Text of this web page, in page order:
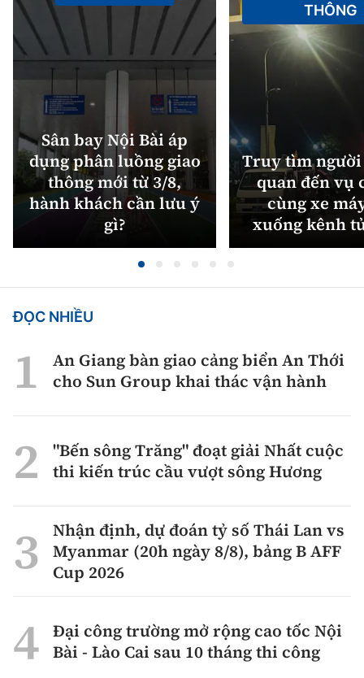
Sân bay Nội Bài áp
dụng phân luồng giao
thông mới từ 3/8,
hành khách cần lưu ý
gì?
Truy tìm
quan đến vụ
cùng xe
xuống kênh
THÔNG
ĐỌC NHIỀU
An Giang bàn giao cảng biển An Thới
cho Sun Group khai thác vận hành
"Bến sông Trăng" đoạt giải Nhất cuộc
thi kiến trúc cầu vượt sông Hương
Nhận định, dự đoán tỷ số Thái Lan vs
Myanmar (20h ngày 8/8), bảng B AFF
Cup 2026
Đại công trường mở rộng cao tốc Nội
Bài - Lào Cai sau 10 tháng thi công